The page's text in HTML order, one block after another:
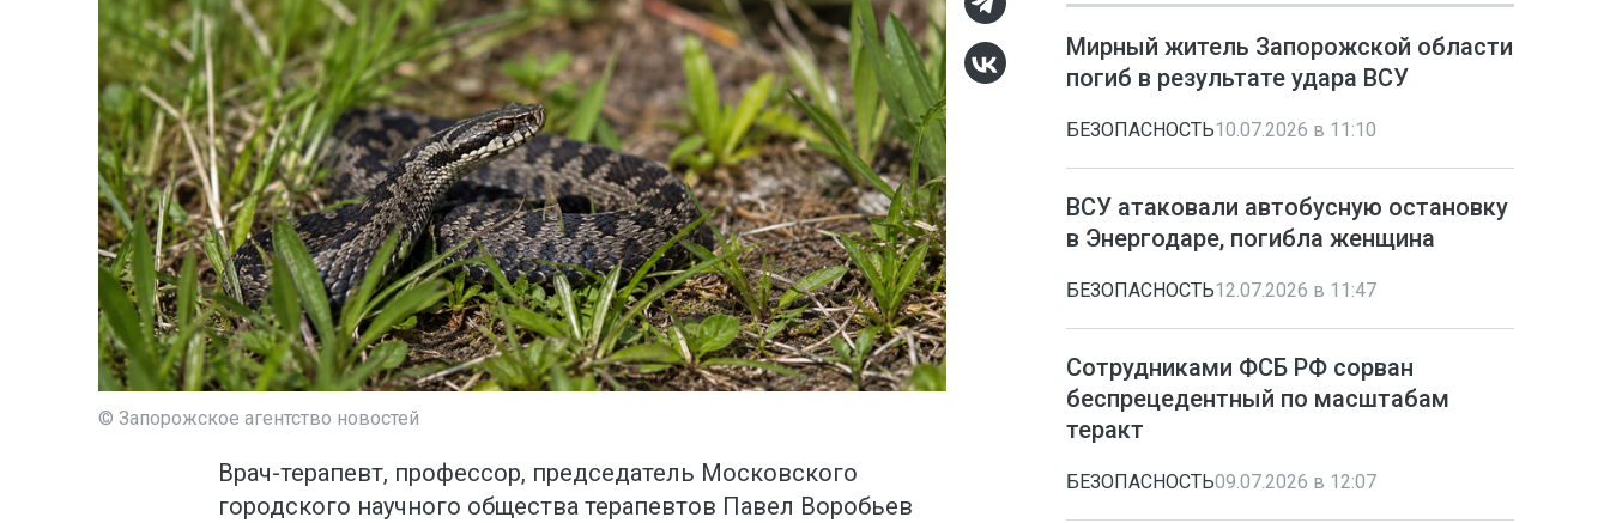
© Запорожское агентство новостей
Врач-терапевт, профессор, председатель Московского
городского научного общества терапевтов Павел Воробьев
Мирный житель Запорожской области
погиб в результате удара ВСУ
БЕЗОПАСНОСТЬ10.07.2026 в 11:10
ВСУ атаковали автобусную остановку
в Энергодаре, погибла женщина
БЕЗОПАСНОСТЬ12.07.2026 в 11:47
Сотрудниками ФСБ РФ сорван
беспрецедентный по масштабам
теракт
БЕЗОПАСНОСТЬ09.07.2026 в 12:07